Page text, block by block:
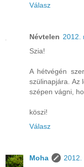
Válasz
Névtelen 2012.
Szia!
A hétvégén
szülinapjára. Az
szépen vágni,
köszi!
Válasz
Moha
2012.